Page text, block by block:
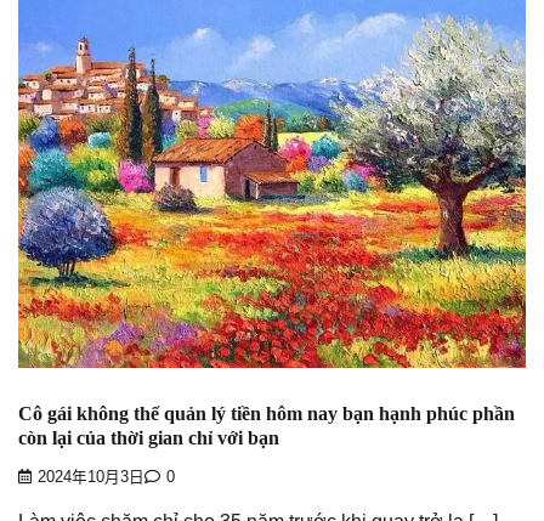
Cô gái không thể quản lý tiền hôm nay bạn hạnh phúc phần
còn lại của thời gian chỉ với bạn
2024年10月3日 0